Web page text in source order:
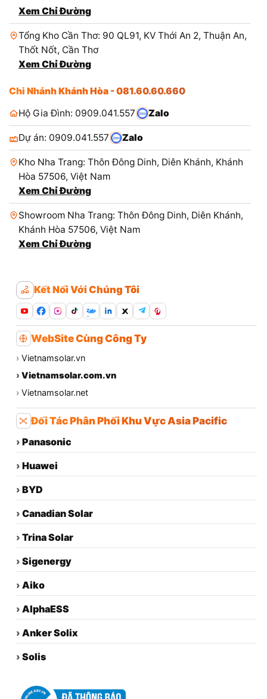
Xem Chỉ Đường
Tổng Kho Cần Thơ: 90 QL91, KV Thới An 2, Thuận An,
Thốt Nốt, Cần Thơ
Xem Chỉ Đường
Chi Nhánh Khánh Hòa - 081.60.60.660
Hộ Gia Đình: 0909.041.557
Zalo
Dự án: 0909.041.557 Zalo
Kho Nha Trang: Thôn Đông Dinh, Diên Khánh, Khánh
Hòa 57506, Việt Nam
Xem Chỉ Đường
Showroom Nha Trang: Thôn Đông Dinh, Diên Khánh,
Khánh Hòa 57506, Việt Nam
Xem Chỉ Đường
Kết Nối Với Chúng Tôi
Zalo
WebSite Cùng Công Ty
› Vietnamsolar.vn
› Vietnamsolar.com.vn
› Vietnamsolar.net
Đối Tác Phân Phối Khu Vực Asia Pacific
› Panasonic
› Huawei
› BYD
› Canadian Solar
› Trina Solar
› Sigenergy
› Aiko
› AlphaESS
› Anker Solix
› Solis